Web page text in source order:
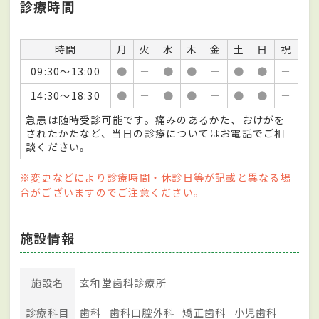
診療時間
時間 月 火 水 木 金 土 日
祝
09:30～13:00
● － ● ● － ● ●
－
14:30～18:30
● － ● ● － ● ●
－
急患は随時受診可能です。痛みのあるかた、おけがを
されたかたなど、当日の診療についてはお電話でご相
談ください。
※変更などにより診療時間・休診日等が記載と異なる場
合がございますのでご注意ください。
施設情報
施設名 玄和堂歯科診療所
診療科目 歯科 歯科口腔外科 矯正歯科 小児歯科